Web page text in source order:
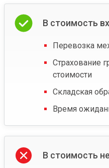
В стоимость
Перевозка
Страхование
стоимости
Складская
Время
В стоимость